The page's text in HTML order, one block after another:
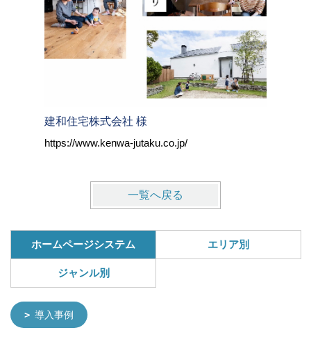
建和住宅株式会社 様
https://www.kenwa-jutaku.co.jp/
一覧へ戻る
ホームページシステム エリア別
ジャンル別
導入事例